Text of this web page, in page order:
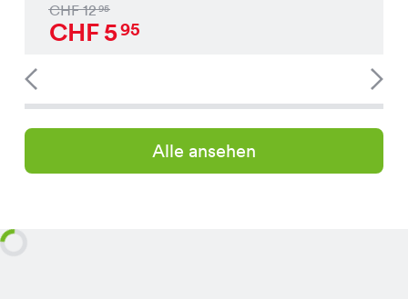
CHF1295
CHF595
Alle ansehen